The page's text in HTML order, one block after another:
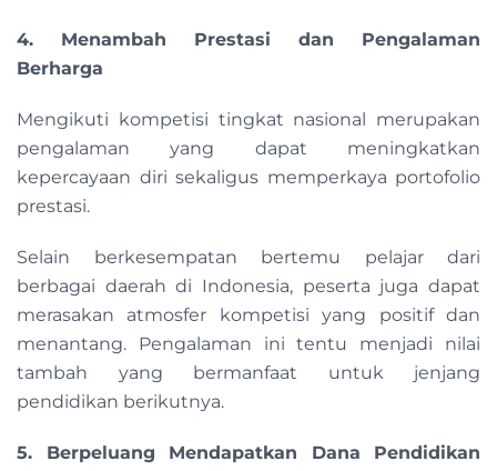
4. Menambah Prestasi dan Pengalaman
Berharga
Mengikuti kompetisi tingkat nasional merupakan
pengalaman yang dapat meningkatkan
kepercayaan diri sekaligus memperkaya portofolio
prestasi.
Selain berkesempatan bertemu pelajar dari
berbagai daerah di Indonesia, peserta juga dapat
merasakan atmosfer kompetisi yang positif dan
menantang. Pengalaman ini tentu menjadi nilai
tambah yang bermanfaat untuk jenjang
pendidikan berikutnya.
5. Berpeluang Mendapatkan Dana Pendidikan